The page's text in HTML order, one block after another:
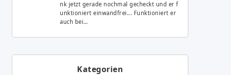
nk jetzt gerade nochmal gecheckt und er f
unktioniert einwandfrei... Funktioniert er
auch bei…
Kategorien